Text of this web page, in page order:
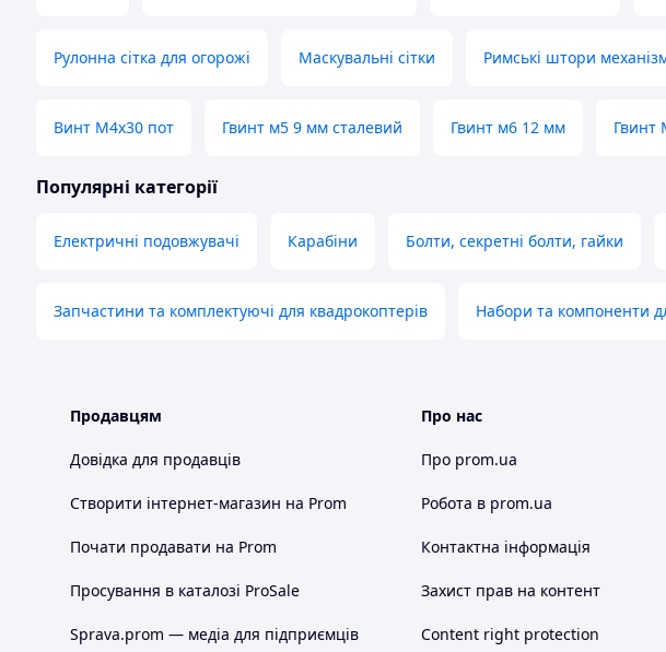
Рулонна сітка для огорожі Маскувальні сітки Римські штори
Винт М4х30 пот Гвинт м5 9 мм сталевий Гвинт м6 12 мм Гвинт
Популярні категорії
Електричні подовжувачі Карабіни Болти, секретні болти, гайки
Запчастини та комплектуючі для квадрокоптерів Набори та компоненти
Продавцям
Довідка для продавців
Створити інтернет-магазин на Prom
Почати продавати на Prom
Просування в каталозі ProSale
Sprava.prom — медіа для підприємців
Про нас
Про prom.ua
Робота в prom.ua
Контактна інформація
Захист прав на контент
Content right protection